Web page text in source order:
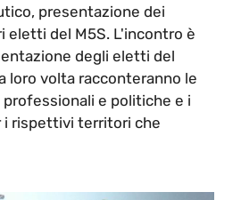
presentazione dei
eletti del M5S. L'incontro è
degli eletti del
loro volta racconteranno le
e politiche e i
i rispettivi territori che